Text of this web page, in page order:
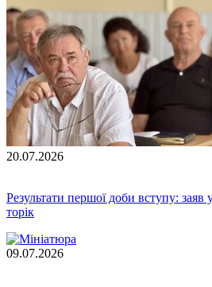
20.07.2026
Результати першої доби вступу: заяв
торік
09.07.2026